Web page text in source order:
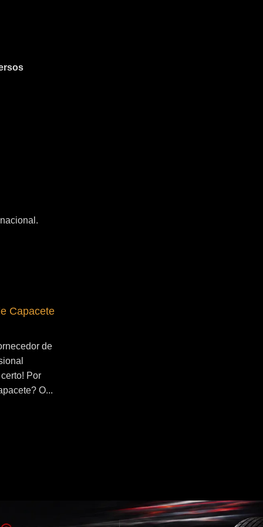
Capacete
de
Por
O...